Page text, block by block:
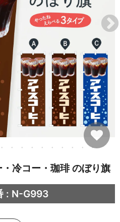
冷コー・珈琲 のぼり旗
: N-G993